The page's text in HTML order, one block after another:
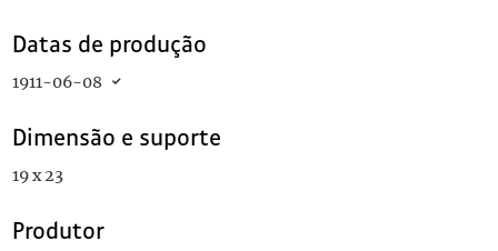
Datas de produção
1911-06-08
Dimensão e suporte
19 x 23
Produtor